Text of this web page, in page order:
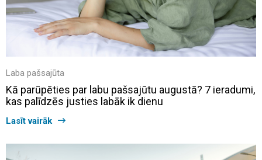
Laba pašsajūta
Kā parūpēties par labu pašsajūtu augustā? 7 ieradumi,
kas palīdzēs justies labāk ik dienu
Lasīt vairāk